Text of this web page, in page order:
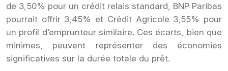
de 3,50% pour un crédit relais standard, BNP Paribas
pourrait offrir 3,45% et Crédit Agricole 3,55% pour
un profil d’emprunteur similaire. Ces écarts, bien que
minimes, peuvent représenter des économies
significatives sur la durée totale du prêt.